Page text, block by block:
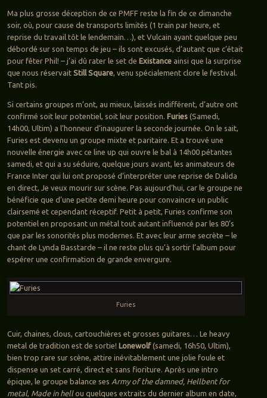
Ma plus grosse déception de ce PMFF reste la fin de ce dimanche
soir, où, pour cause de transports limités (1 train par heure, et
reprise du travail tôt le lendemain…), et Vulcain ayant quelque peu
débordé sur son temps de jeu – ils sont excusés, d’autant que c’était
pour fêter Phil! – j’ai dû rater le set de Existanceainsi que la surprise
que nous réservait Still Square, venu spécialement clore le festival.
Tant pis.
Si certains groupes m’ont, au mieux, laissés indifférent, d’autre ont
confirmé soit leur potentiel, soit leur position. Furies(Samedi,
14h00, Ultim) a l’honneur d’inaugurer la seconde journée. On le sait,
Furies est devenu un groupe mixte et paritaire. Et a trouvé une
nouvelle énergie avec ce line up qui ouvre le bal à 14h00 pétantes
samedi, et qui a su séduire, quelque jours avant, les animateurs de
France Inter qui lui ont proposé d’interpréter une reprise de Dalida
en direct, Je veux mourir sur scène. Pas aujourd’hui, car le groupe ne
bénéficie que d’une petite demi heure pour convaincre un public
clairsemé et cependant réceptif. Petit à petit, Furies confirme son
potentiel en proposant un métal tout autant influencé par les 80’s
que par les sonorités plus modernes. Et avec leur arme secrète – le
chant de Lynda Basstarde – il ne reste plus qu’à sortir l’album pour
espérer une confirmation de grande envergure.
Furies
Cuir, chaines, clous, cartouchières et grosses guitares… Le heavy
metal de tradition est de sortie! Lonewolf(samedi, 16h50, Ultim),
bien trop rare sur scène, attire inévitablement une jolie foule et
dispense un set carré, direct et sans fioriture. Après une intro
épique, le groupe balance ses Army of the damned, Hellbent for
metal, Made in hellou quelques extraits du dernier album en date,